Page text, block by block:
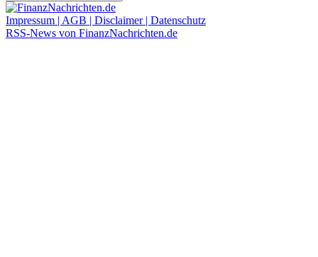
Impressum | AGB | Disclaimer | Datenschutz
RSS-News von FinanzNachrichten.de